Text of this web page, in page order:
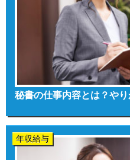
秘書の仕事内容とは？や
年収給与